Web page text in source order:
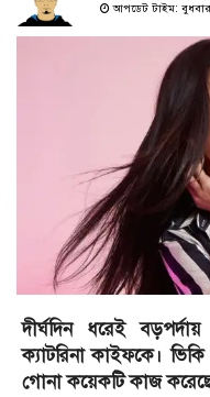
আপডেট টাইম:
দীর্ঘদিন ধরেই
ক্যাটরিনা কাইফকে।
গোনা কয়েকটি কাজ